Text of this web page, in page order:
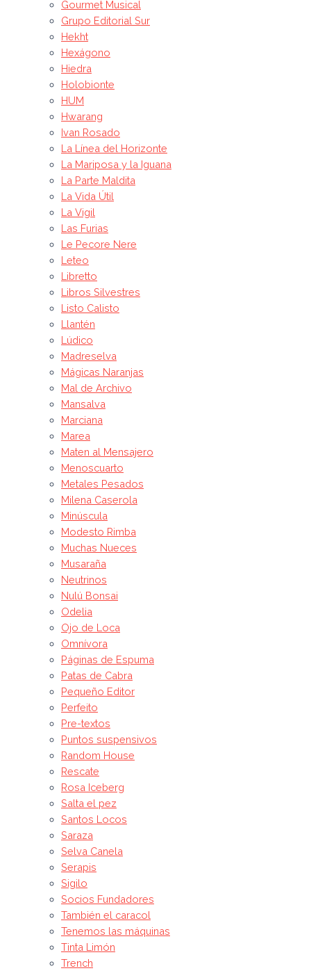
Gourmet Musical
Grupo Editorial Sur
Hekht
Hexágono
Hiedra
Holobionte
HUM
Hwarang
Ivan Rosado
La Línea del Horizonte
La Mariposa y la Iguana
La Parte Maldita
La Vida Útil
La Vigil
Las Furias
Le Pecore Nere
Leteo
Libretto
Libros Silvestres
Listo Calisto
Llantén
Lúdico
Madreselva
Mágicas Naranjas
Mal de Archivo
Mansalva
Marciana
Marea
Maten al Mensajero
Menoscuarto
Metales Pesados
Milena Caserola
Minúscula
Modesto Rimba
Muchas Nueces
Musaraña
Neutrinos
Nulú Bonsai
Odelia
Ojo de Loca
Omnívora
Páginas de Espuma
Patas de Cabra
Pequeño Editor
Perfeito
Pre-textos
Puntos suspensivos
Random House
Rescate
Rosa Iceberg
Salta el pez
Santos Locos
Saraza
Selva Canela
Serapis
Sigilo
Socios Fundadores
También el caracol
Tenemos las máquinas
Tinta Limón
Trench